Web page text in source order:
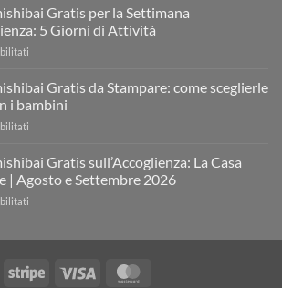
Kamishibai
sull’Accoglienza:
il
“fare
una
lezione
Gratis per la Settimana
5 Giorni di Attività
Kamishibai
per
dell’Accoglienza:
Giorni
Gratis da Stampare: come sceglierle
i bambini
Kamishibai
da
usarle
con
Gratis sull’Accoglienza: La Casa
| Agosto e Settembre 2026
La Stripe Visa